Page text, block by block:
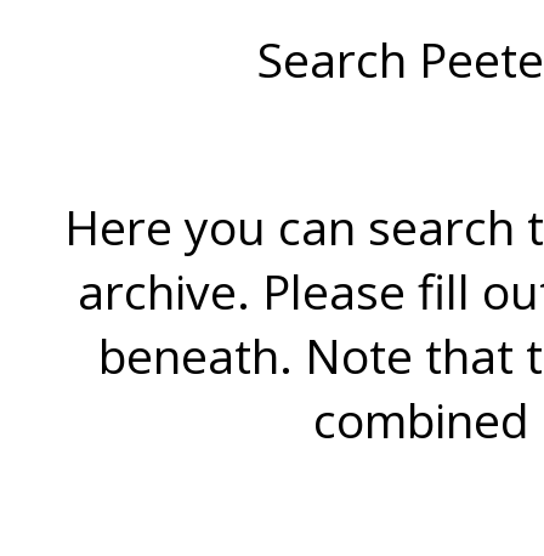
Search
Here you can search
archive. Please fill
beneath. Note that
combined